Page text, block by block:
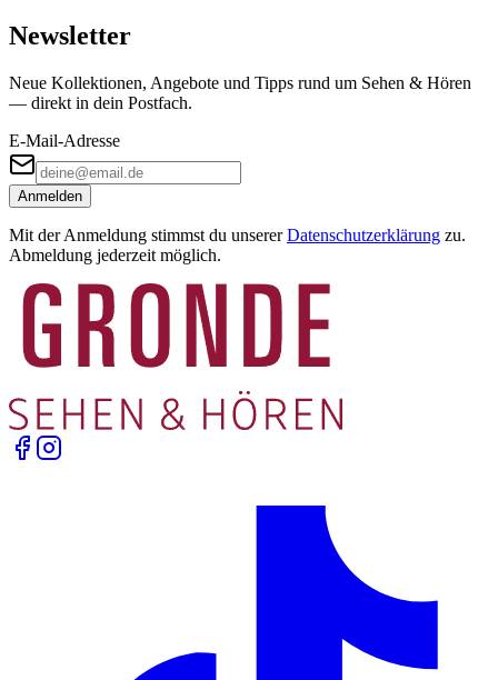
Newsletter
Neue Kollektionen, Angebote und Tipps rund um Sehen & Hören
— direkt in dein Postfach.
E-Mail-Adresse
Anmelden
Mit der Anmeldung stimmst du unserer Datenschutzerklärung zu.
Abmeldung jederzeit möglich.